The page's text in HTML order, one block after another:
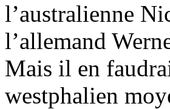
l’australienne
l’allemand
Mais il en
westphalien